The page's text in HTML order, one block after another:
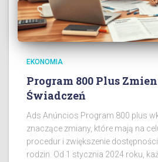
EKONOMIA
Program 800 Plus
Świadczeń
Ads Anúncios Program 800 plus
znaczące zmiany, które mają na
procedur i zwiększenie
rodzin. Od 1 stycznia 2024 roku,